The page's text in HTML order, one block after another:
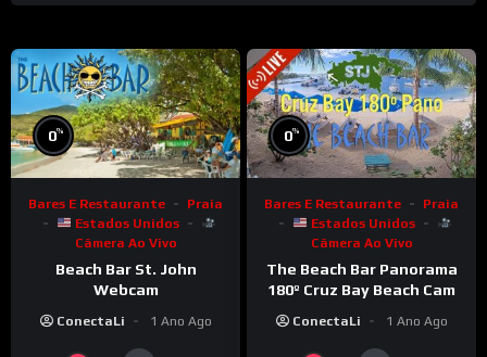
0%
Bares E Restaurante
Praia
Estados Unidos
Câmera Ao Vivo
Beach Bar St. John
Webcam
ConectaLi 1 Ano Ago
0%
Bares E Restaurante
Praia
Estados Unidos
Câmera Ao Vivo
The Beach Bar Panorama
180º Cruz Bay Beach Cam
ConectaLi 1 Ano Ago